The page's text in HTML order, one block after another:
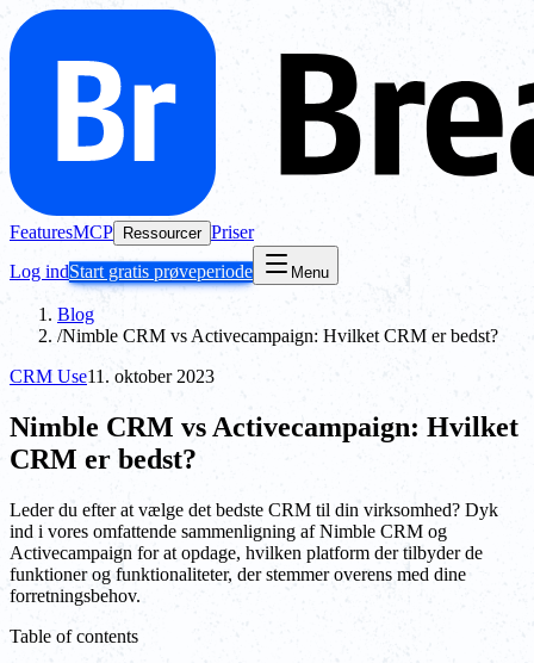
FeaturesMCP Ressourcer Priser
Log indStart gratis prøveperiode Menu
Blog
/Nimble CRM vs Activecampaign: Hvilket CRM er bedst?
CRM Use11. oktober 2023
Nimble CRM vs Activecampaign: Hvilket
CRM er bedst?
Leder du efter at vælge det bedste CRM til din virksomhed? Dyk
ind i vores omfattende sammenligning af Nimble CRM og
Activecampaign for at opdage, hvilken platform der tilbyder de
funktioner og funktionaliteter, der stemmer overens med dine
forretningsbehov.
Table of contents